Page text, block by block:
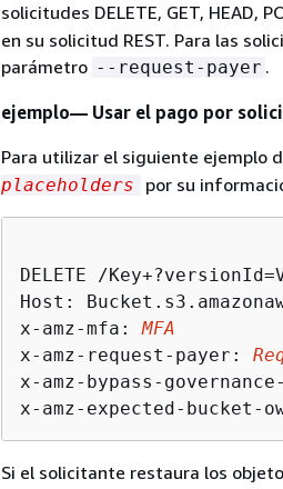
solicitudes DELETE, GET, HEAD,
en su solicitud REST. Para las
parámetro --request-payer .
ejemplo— Usar el pago por
Para utilizar el siguiente ejemplo
placeholders
por su
DELETE /
Host:
x-amz-mfa: MFA
x-amz-request-payer:
x-amz-bypass-
x-amz-expected-bucket-
Si el solicitante restaura los